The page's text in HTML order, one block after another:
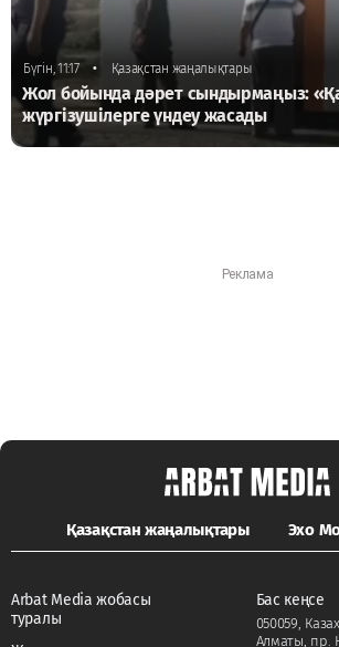
Бүгін, 11:17 • Қазақстан жаңалықтары
Жол бойында дәрет сындырмаңыз:
жүргізушілерге үндеу жасады
Қазақстан жаңалықтары Эхо
Arbat Media жобасы
туралы
Бас кеңсе
050059,
Алматы, пр.